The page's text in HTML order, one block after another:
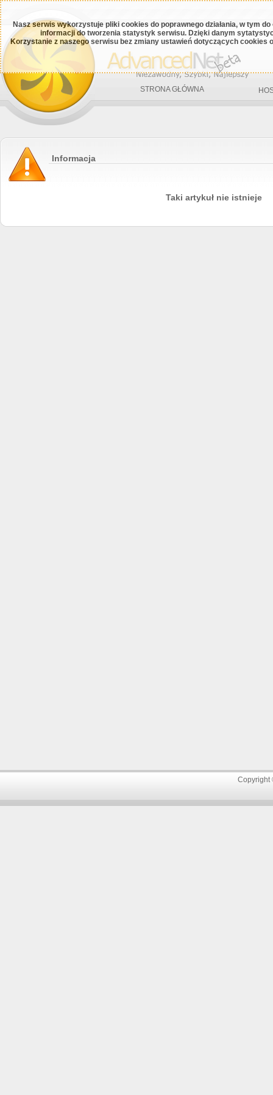
Nasz serwis wykorzystuje pliki cookies do poprawnego działania, w tym
informacji do tworzenia statystyk serwisu. Dzięki danym
Korzystanie z naszego serwisu bez zmiany ustawień dotyczących cookies
STRONA GŁÓWNA
Informacja
Taki artykuł nie istnieje
Copyright